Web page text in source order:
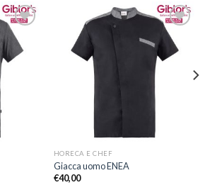
Aggiungi
alla lista
dei
desideri
Aggiungi
alla lista
dei
desideri
HORECA E CHEF
Giacca uomo ENEA
€40,00